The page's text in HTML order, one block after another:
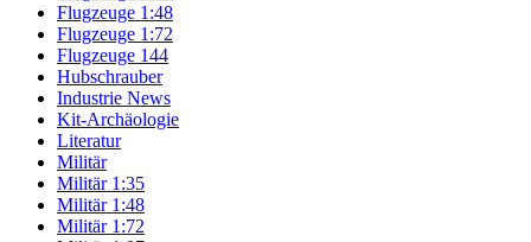
Flugzeuge 1:48
Flugzeuge 1:72
Flugzeuge 144
Hubschrauber
Industrie News
Kit-Archäologie
Literatur
Militär
Militär 1:35
Militär 1:48
Militär 1:72